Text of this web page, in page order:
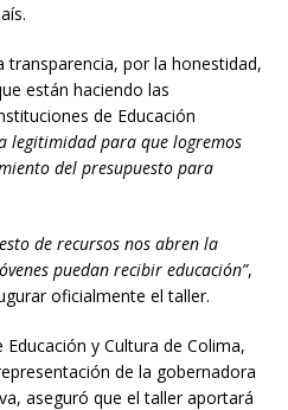
por la honestidad,
están haciendo las
de Educación
legitimidad para que logremos
del presupuesto para
de recursos nos abren la
puedan recibir educación”,
oficialmente el taller.
y Cultura de Colima,
de la gobernadora
aseguró que el taller aportará